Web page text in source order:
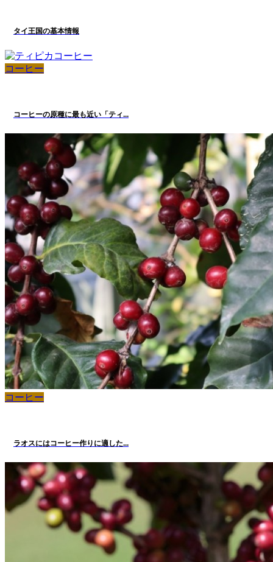
タイ王国の基本情報
コーヒー
コーヒーの原種に最も近い「ティ...
コーヒー
ラオスにはコーヒー作りに適した...